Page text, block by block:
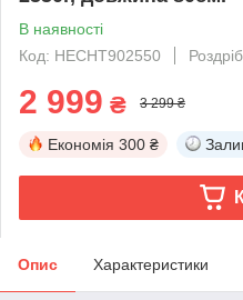
В наявності
Код: HECHT902550
Роздріб
2 999 ₴ 3 299 ₴
Економія 300 ₴
Опис Характеристики